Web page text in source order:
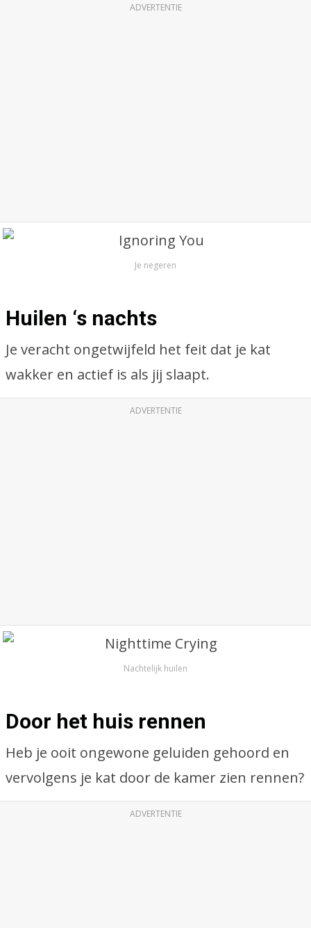
ADVERTENTIE
Je negeren
Huilen ‘s nachts
Je veracht ongetwijfeld het feit dat je kat
wakker en actief is als jij slaapt.
ADVERTENTIE
Nachtelijk huilen
Door het huis rennen
Heb je ooit ongewone geluiden gehoord en
vervolgens je kat door de kamer zien rennen?
ADVERTENTIE